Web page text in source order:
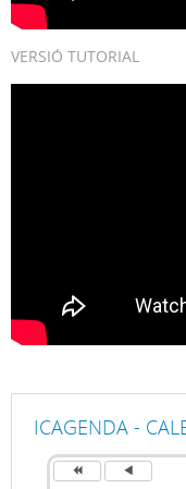
VERSIÓ TUTORIAL
ICAGENDA -